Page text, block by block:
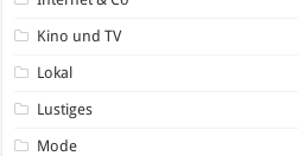
Kino und TV
Lokal
Lustiges
Mode